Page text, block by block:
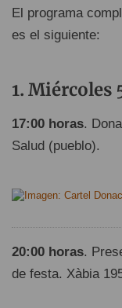
El programa
es el siguiente:
Miércoles
17:00 horas.
Salud (pueblo).
20:00 horas.
de festa. Xàbia